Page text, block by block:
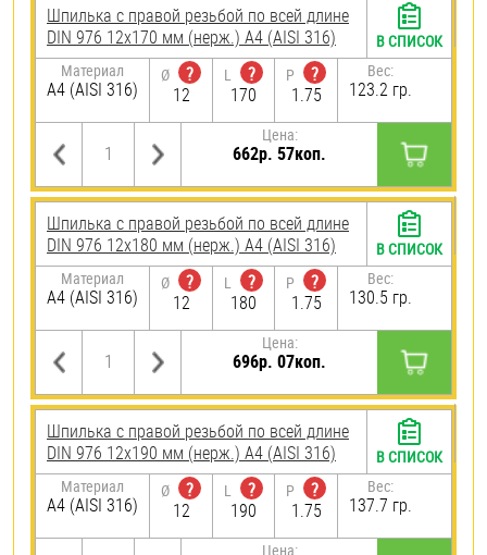
Шпилька с правой резьбой по всей длине
DIN 976 12х170 мм (нерж.) A4 (AISI 316)
Материал
A4 (AISI 316)
Ø
?
12
L
?
170
P
?
1.75
Вес:
123.2 гр.
Цена:
662р. 57коп.
В СПИСОК
Шпилька с правой резьбой по всей длине
DIN 976 12х180 мм (нерж.) A4 (AISI 316)
Материал
A4 (AISI 316)
Ø
?
12
L
?
180
P
?
1.75
Вес:
130.5 гр.
Цена:
696р. 07коп.
В СПИСОК
Шпилька с правой резьбой по всей длине
DIN 976 12х190 мм (нерж.) A4 (AISI 316)
Материал
A4 (AISI 316)
Ø
?
12
L
?
190
P
?
1.75
Вес:
137.7 гр.
Цена:
В СПИСОК